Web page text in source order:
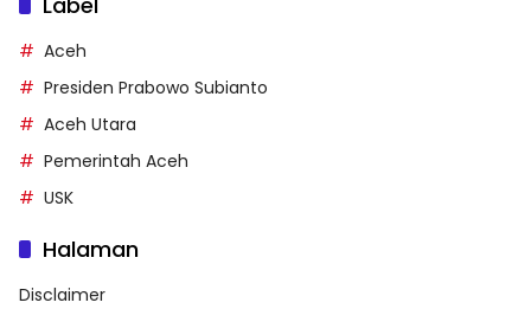
Aceh
Presiden Prabowo Subianto
Aceh Utara
Pemerintah Aceh
USK
Halaman
Disclaimer